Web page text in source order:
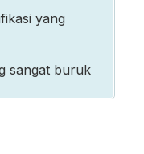
yang
sangat buruk